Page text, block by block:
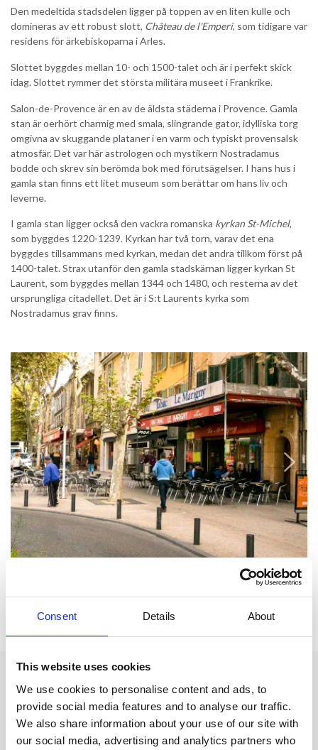
Consent Details About
This website uses cookies
We use cookies to personalise content and ads, to
provide social media features and to analyse our traffic.
We also share information about your use of our site with
our social media, advertising and analytics partners who
Den medeltida stadsdelen ligger på toppen av en liten kulle och
domineras av ett robust slott, Château de l'Emperi, som tidigare var
residens för ärkebiskoparna i Arles.
Slottet byggdes mellan 10- och 1500-talet och är i perfekt skick
idag. Slottet rymmer det största militära museet i Frankrike.
Salon-de-Provence är en av de äldsta städerna i Provence. Gamla
stan är oerhört charmig med smala, slingrande gator, idylliska torg
omgivna av skuggande plataner i en varm och typiskt provensalsk
atmosfär. Det var här astrologen och mystikern Nostradamus
bodde och skrev sin berömda bok med förutsägelser. I hans hus i
gamla stan finns ett litet museum som berättar om hans liv och
leverne.
I gamla stan ligger också den vackra romanska kyrkan St-Michel,
som byggdes 1220-1239. Kyrkan har två torn, varav det ena
byggdes tillsammans med kyrkan, medan det andra tillkom först på
1400-talet. Strax utanför den gamla stadskärnan ligger kyrkan St
Laurent, som byggdes mellan 1344 och 1480, och resterna av det
ursprungliga citadellet. Det är i S:t Laurents kyrka som
Nostradamus grav finns.
Inspiration för din semester:
Sevärdheter:
Ingångsportalen till klocktornet från 1700-talet.
Rådhusetfrån 1600-talet.